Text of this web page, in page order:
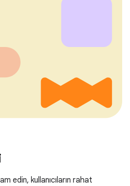
edin, kullanıcıların rahat